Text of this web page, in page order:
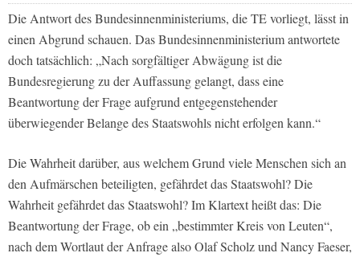
Die Antwort des Bundesinnenministeriums, die TE vorliegt, lässt in
einen Abgrund schauen. Das Bundesinnenministerium antwortete
doch tatsächlich: „Nach sorgfältiger Abwägung ist die
Bundesregierung zu der Auffassung gelangt, dass eine
Beantwortung der Frage aufgrund entgegenstehender
überwiegender Belange des Staatswohls nicht erfolgen kann.“
Die Wahrheit darüber, aus welchem Grund viele Menschen sich an
den Aufmärschen beteiligten, gefährdet das Staatswohl? Die
Wahrheit gefährdet das Staatswohl? Im Klartext heißt das: Die
Beantwortung der Frage, ob ein „bestimmter Kreis von Leuten“,
nach dem Wortlaut der Anfrage also Olaf Scholz und Nancy Faeser,